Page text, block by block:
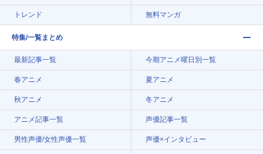
トレンド 無料マンガ
特集/一覧まとめ
最新記事一覧 今期アニメ曜日別一覧
春アニメ 夏アニメ
秋アニメ 冬アニメ
アニメ記事一覧 声優記事一覧
男性声優/女性声優一覧 声優×インタビュー